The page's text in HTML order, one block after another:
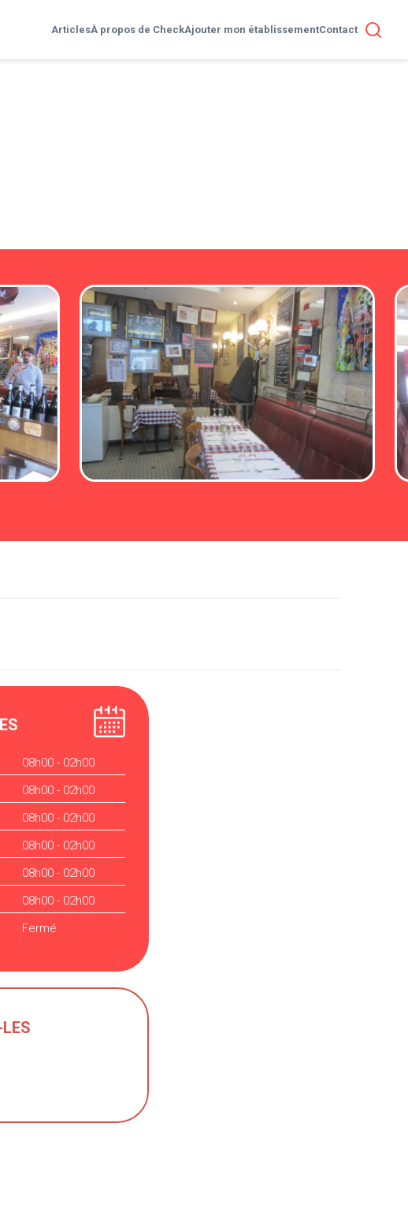
ArticlesÀ propos de CheckAjouter mon établissementContact
08h00 - 02h00
08h00 - 02h00
08h00 - 02h00
08h00 - 02h00
08h00 - 02h00
08h00 - 02h00
Fermé